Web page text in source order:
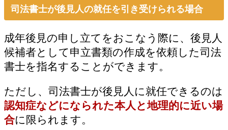
司法書士が後見人の就任を引き受けられる場合
成年後見の申し立てをおこなう際に、後見人
候補者として申立書類の作成を依頼した司法
書士を指名することができます。
ただし、司法書士が後見人に就任できるのは
認知症などになられた本人と地理的に近い場
合に限られます。